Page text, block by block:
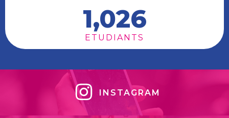
1,026
ETUDIANTS
INSTAGRAM